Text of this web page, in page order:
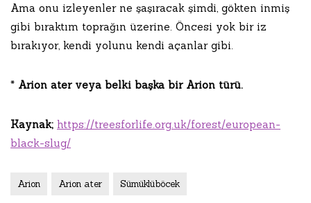
Ama onu izleyenler ne şaşıracak şimdi, gökten inmiş
gibi bıraktım toprağın üzerine. Öncesi yok bir iz
bırakıyor, kendi yolunu kendi açanlar gibi.
* Arion ater veya belki başka bir Arion türü.
Kaynak; https://treesforlife.org.uk/forest/european-
black-slug/
Arion Arion ater Sümüklüböcek